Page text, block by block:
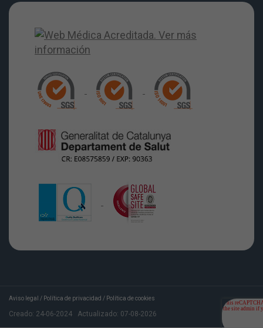
Aviso legal / Política de privacidad / Política de cookies
Creado: 24-06-2024 Actualizado: 07-08-2026